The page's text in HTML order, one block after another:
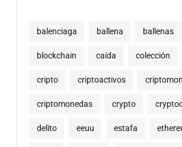
balenciaga ballena ballenas
blockchain caída colección
cripto criptoactivos
criptomonedas crypto
delito eeuu estafa